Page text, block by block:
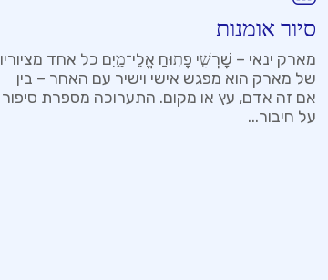
סיור אומנות
מארק ינאי – שׇׁרְשִׁ֣י פָת֣וּחַ אֱלֵי־מָ֑יִם כל אחד מציוריו
של מארק הוא מפגש אישי וישיר עם האחר – בין
אם זה אדם, עץ או מקום. התערוכה מספרת סיפור
על חיבור...